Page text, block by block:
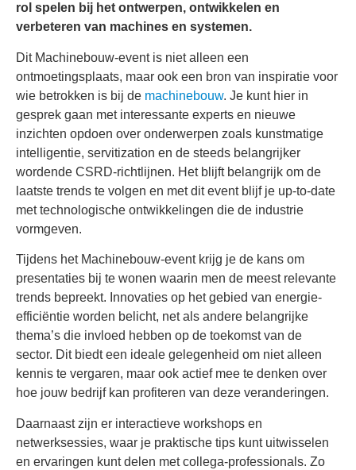
rol spelen bij het ontwerpen, ontwikkelen en
verbeteren van machines en systemen.
Dit Machinebouw-event is niet alleen een
ontmoetingsplaats, maar ook een bron van inspiratie voor
wie betrokken is bij de machinebouw. Je kunt hier in
gesprek gaan met interessante experts en nieuwe
inzichten opdoen over onderwerpen zoals kunstmatige
intelligentie, servitization en de steeds belangrijker
wordende CSRD-richtlijnen. Het blijft belangrijk om de
laatste trends te volgen en met dit event blijf je up-to-date
met technologische ontwikkelingen die de industrie
vormgeven.
Tijdens het Machinebouw-event krijg je de kans om
presentaties bij te wonen waarin men de meest relevante
trends bepreekt. Innovaties op het gebied van energie-
efficiëntie worden belicht, net als andere belangrijke
thema’s die invloed hebben op de toekomst van de
sector. Dit biedt een ideale gelegenheid om niet alleen
kennis te vergaren, maar ook actief mee te denken over
hoe jouw bedrijf kan profiteren van deze veranderingen.
Daarnaast zijn er interactieve workshops en
netwerksessies, waar je praktische tips kunt uitwisselen
en ervaringen kunt delen met collega-professionals. Zo